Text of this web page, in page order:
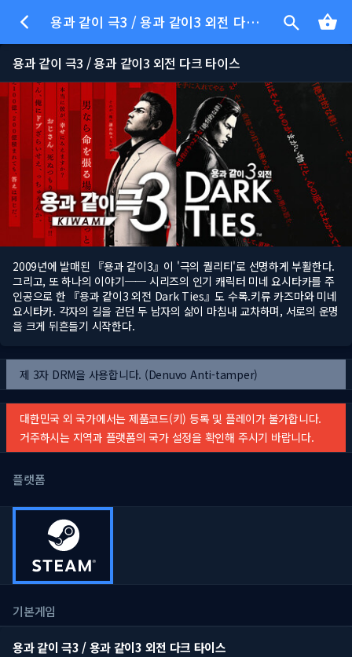
용과 같이 극3 / 용과 같이3 외전 다크 타이스
용과 같이 극3 / 용과 같이3 외전 다크 타이스
2009년에 발매된 『용과 같이3』이 '극의 퀄리티'로 선명하게 부활한다.
그리고, 또 하나의 이야기── 시리즈의 인기 캐릭터 미네 요시타카를 주
인공으로 한 『용과 같이3 외전 Dark Ties』도 수록.키류 카즈마와 미네
요시타카. 각자의 길을 걷던 두 남자의 삶이 마침내 교차하며, 서로의 운명
을 크게 뒤흔들기 시작한다.
제 3자 DRM을 사용합니다. (Denuvo Anti-tamper)
대한민국 외 국가에서는 제품코드(키) 등록 및 플레이가 불가합니다.
거주하시는 지역과 플랫폼의 국가 설정을 확인해 주시기 바랍니다.
플랫폼
기본게임
용과 같이 극3 / 용과 같이3 외전 다크 타이스